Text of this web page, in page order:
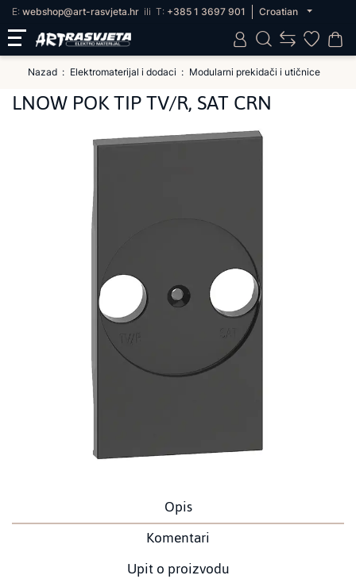
E: webshop@art-rasvjeta.hr ili T: +385 1 3697 901 Croatian
Nazad Elektromaterijal i dodaci Modularni prekidači i utičnice
LNOW POK TIP TV/R, SAT CRN
Opis
Komentari
Upit o proizvodu